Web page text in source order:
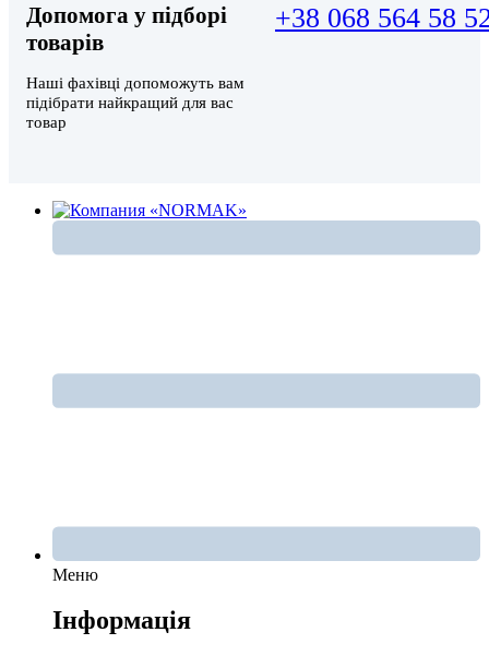
Допомога у підборі
товарів
Наші фахівці допоможуть вам
підібрати найкращий для вас
товар
+38 068 564 58
Меню
Інформація